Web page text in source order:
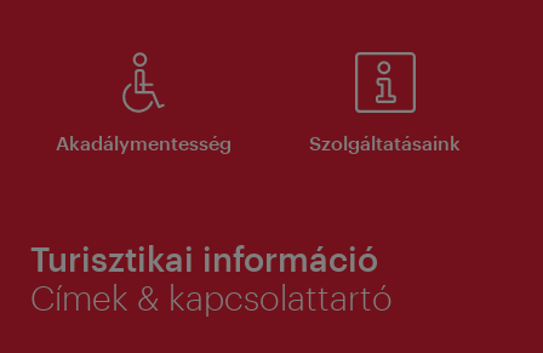
Akadálymentesség Szolgáltatásaink
Turisztikai információ
Címek & kapcsolattartó